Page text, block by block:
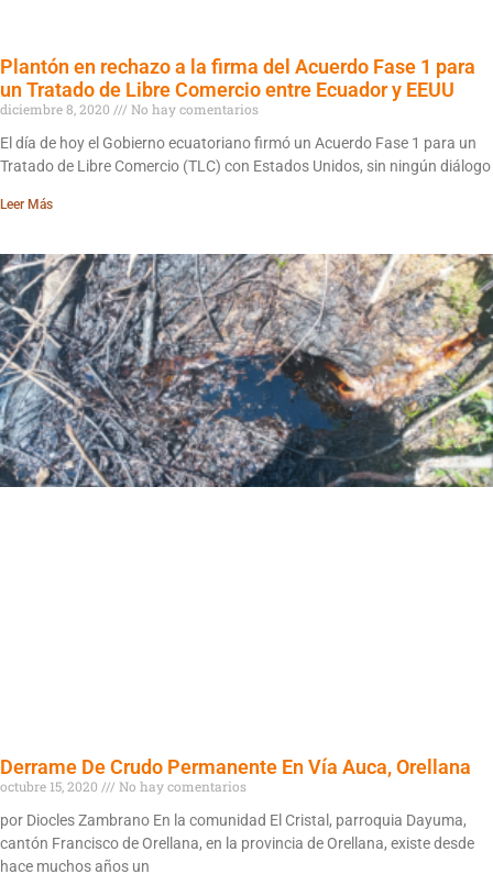
Plantón en rechazo a la firma del Acuerdo Fase 1 para
un Tratado de Libre Comercio entre Ecuador y EEUU
diciembre 8, 2020
No hay comentarios
El día de hoy el Gobierno ecuatoriano firmó un Acuerdo Fase 1 para un
Tratado de Libre Comercio (TLC) con Estados Unidos, sin ningún diálogo
Leer Más
Derrame De Crudo Permanente En Vía Auca, Orellana
octubre 15, 2020
No hay comentarios
por Diocles Zambrano En la comunidad El Cristal, parroquia Dayuma,
cantón Francisco de Orellana, en la provincia de Orellana, existe desde
hace muchos años un